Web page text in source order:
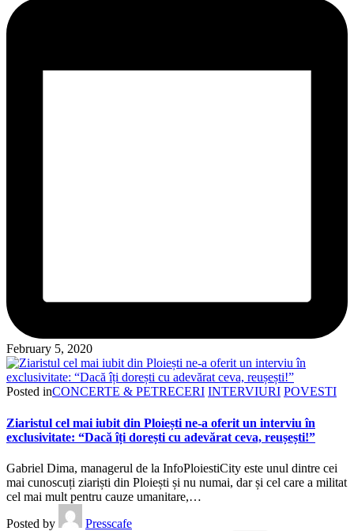
February 5, 2020
Posted inCONCERTE & PETRECERI INTERVIURI POVESTI
Ziaristul cel mai iubit din Ploiești ne-a oferit un interviu în
exclusivitate: “Dacă îți dorești cu adevărat ceva, reușești!”
Gabriel Dima, managerul de la InfoPloiestiCity este unul dintre cei
mai cunoscuți ziariști din Ploiești și nu numai, dar și cel care a militat
cel mai mult pentru cauze umanitare,…
Posted by
Presscafe